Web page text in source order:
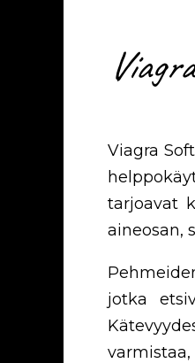
Viagra
tarjoavat
aineosan,
jotka